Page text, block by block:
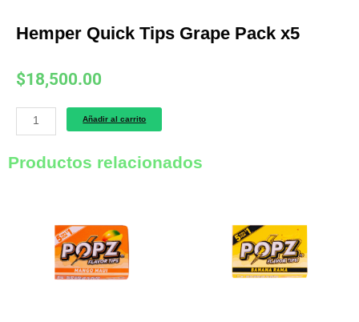
Hemper Quick Tips Grape Pack x5
$18,500.00
Hemper
Quick
Grape
Añadir al carrito
Productos relacionados